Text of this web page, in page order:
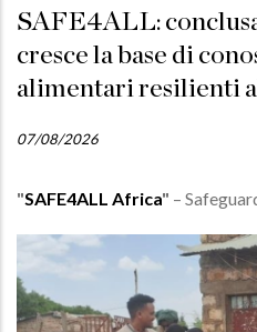
SAFE4ALL:
cresce la base di
alimentari resilienti
07/08/2026
"SAFE4ALL Africa" –